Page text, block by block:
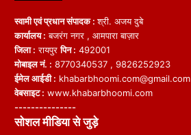
स्वामी एवं प्रधान संपादक :श्री. अजय दुबे
कार्यालय : बजरंग नगर , आमपारा बाज़ार
जिला : रायपुरपिन : 492001
मोबाइल नं. : 8770340537 , 9826252923
ईमेल आईडी : khabarbhoomi.com@gmail.com
वेबसाइट : www.khabarbhoomi.com
---------------
सोशल मीडिया से जुड़े